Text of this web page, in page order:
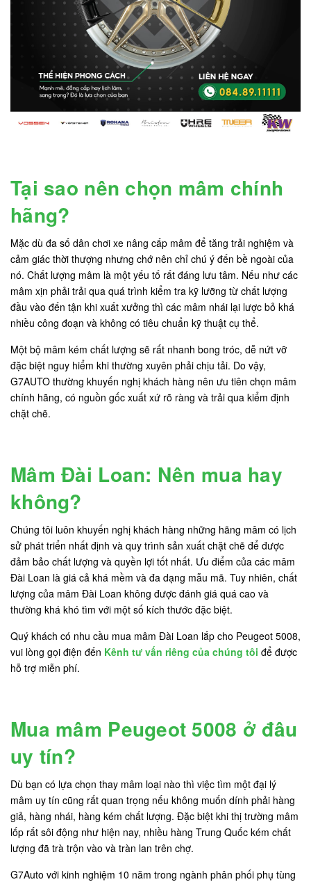
Tại sao nên chọn mâm chính
hãng?
Mặc dù đa số dân chơi xe nâng cấp mâm để tăng trải nghiệm và
cảm giác thời thượng nhưng chớ nên chỉ chú ý đến bề ngoài của
nó. Chất lượng mâm là một yếu tố rất đáng lưu tâm. Nếu như các
mâm xịn phải trải qua quá trình kiểm tra kỹ lưỡng từ chất lượng
đầu vào đến tận khi xuất xưởng thì các mâm nhái lại lược bỏ khá
nhiều công đoạn và không có tiêu chuẩn kỹ thuật cụ thể.
Một bộ mâm kém chất lượng sẽ rất nhanh bong tróc, dễ nứt vỡ
đặc biệt nguy hiểm khi thường xuyên phải chịu tải. Do vậy,
G7AUTO thường khuyến nghị khách hàng nên ưu tiên chọn mâm
chính hãng, có nguồn gốc xuất xứ rõ ràng và trải qua kiểm định
chặt chẽ.
Mâm Đài Loan: Nên mua hay
không?
Chúng tôi luôn khuyến nghị khách hàng những hãng mâm có lịch
sử phát triển nhất định và quy trình sản xuất chặt chẽ để được
đảm bảo chất lượng và quyền lợi tốt nhất. Ưu điểm của các mâm
Đài Loan là giá cả khá mềm và đa dạng mẫu mã. Tuy nhiên, chất
lượng của mâm Đài Loan không được đánh giá quá cao và
thường khá khó tìm với một số kích thước đặc biệt.
Quý khách có nhu cầu mua mâm Đài Loan lắp cho Peugeot 5008,
vui lòng gọi điện đến Kênh tư vấn riêng của chúng tôi để được
hỗ trợ miễn phí.
Mua mâm Peugeot 5008 ở đâu
uy tín?
Dù bạn có lựa chọn thay mâm loại nào thì việc tìm một đại lý
mâm uy tín cũng rất quan trọng nếu không muốn dính phải hàng
giả, hàng nhái, hàng kém chất lượng. Đặc biệt khi thị trường mâm
lốp rất sôi động như hiện nay, nhiều hàng Trung Quốc kém chất
lượng đã trà trộn vào và tràn lan trên chợ.
G7Auto với kinh nghiệm 10 năm trong ngành phân phối phụ tùng